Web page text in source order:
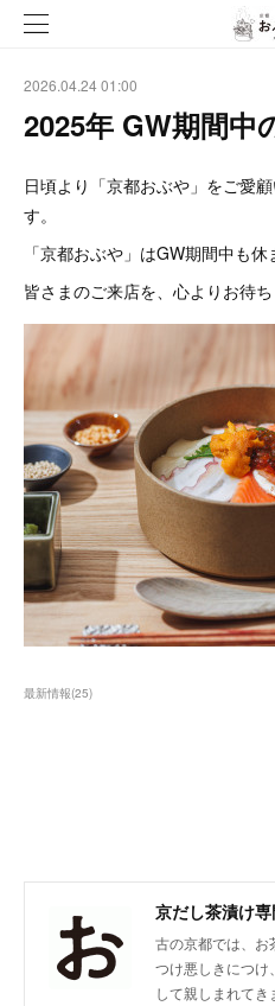
2026.04.24 01:00
2025年 GW期間中
日頃より「京都おぶや」をご愛
す。
「京都おぶや」はGW期間中も休
皆さまのご来店を、心よりお待ち
最新情報(25)
京だし茶漬け専
古の京都では、お
つけ悪しきにつけ
して親しまれて